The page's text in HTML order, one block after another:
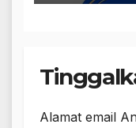
Alamat email